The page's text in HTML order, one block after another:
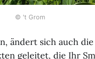
© 't Grom
ändert sich auch
geleitet, die Ihr